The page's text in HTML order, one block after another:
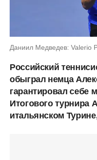
Даниил Медведев: Valerio
Российский
обыграл немца
гарантировал себе
Итогового турнира
итальянском